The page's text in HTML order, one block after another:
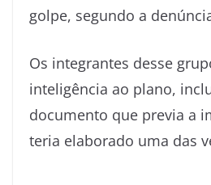
golpe, segundo a
Os integrantes desse
inteligência ao plano,
documento que previa a
teria elaborado uma das